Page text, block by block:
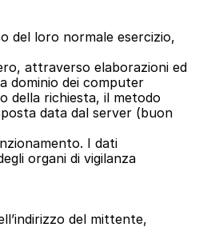
del loro normale esercizio,
attraverso elaborazioni ed
dominio dei computer
della richiesta, il metodo
data dal server (buon
I dati
organi di vigilanza
del mittente,